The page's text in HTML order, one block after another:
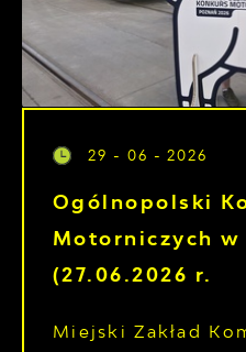
29 - 06 - 2026
Ogólnopolski
Motorniczych w
(27.06.2026 r.
Miejski Zakład